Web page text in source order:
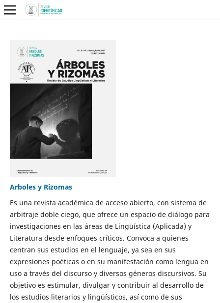
Arboles y Rizomas
Es una revista académica de acceso abierto, con sistema de
arbitraje doble ciego, que ofrece un espacio de diálogo para
investigaciones en las áreas de Lingüística (Aplicada) y
Literatura desde enfoques críticos. Convoca a quienes
centran sus estudios en el lenguaje, ya sea en sus
expresiones poéticas o en su manifestación como lengua en
uso a través del discurso y diversos géneros discursivos. Su
objetivo es estimular, divulgar y contribuir al desarrollo de
los estudios literarios y lingüísticos, así como de sus